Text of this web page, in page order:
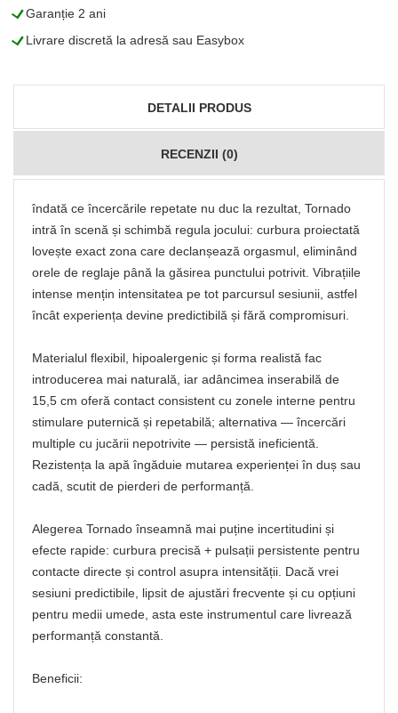
LGaranție 2 ani
LLivrare discretă la adresă sau Easybox
DETALII PRODUS
RECENZII (0)
îndată ce încercările repetate nu duc la rezultat, Tornado
intră în scenă și schimbă regula jocului: curbura proiectată
lovește exact zona care declanșează orgasmul, eliminând
orele de reglaje până la găsirea punctului potrivit. Vibrațiile
intense mențin intensitatea pe tot parcursul sesiunii, astfel
încât experiența devine predictibilă și fără compromisuri.
Materialul flexibil, hipoalergenic și forma realistă fac
introducerea mai naturală, iar adâncimea inserabilă de
15,5 cm oferă contact consistent cu zonele interne pentru
stimulare puternică și repetabilă; alternativa — încercări
multiple cu jucării nepotrivite — persistă ineficientă.
Rezistența la apă îngăduie mutarea experienței în duș sau
cadă, scutit de pierderi de performanță.
Alegerea Tornado înseamnă mai puține incertitudini și
efecte rapide: curbura precisă + pulsații persistente pentru
contacte directe și control asupra intensității. Dacă vrei
sesiuni predictibile, lipsit de ajustări frecvente și cu opțiuni
pentru medii umede, asta este instrumentul care livrează
performanță constantă.
Beneficii: